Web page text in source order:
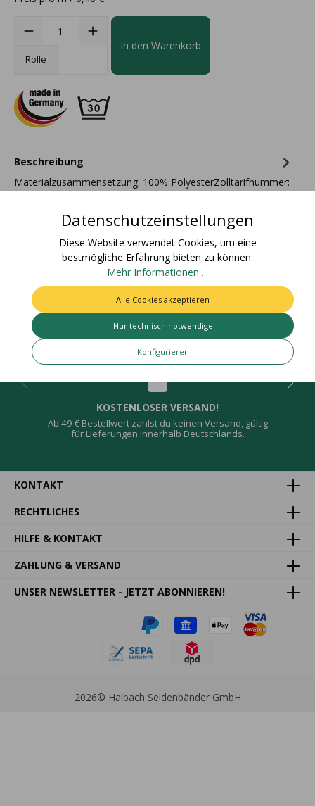
Rolle
In den Warenkorb
Beschreibung
Materialzusammensetzung: 100% PolyesterZolltarifnummer:
4015275809698Nettogewic…
Mehr
Bewertungen
Deine Vorteile
KOSTENLOSER VERSAND!
Ab 49 € Bestellwert zahlst du keinen Versand, gültig
für Lieferungen innerhalb Deutschlands.
KONTAKT
RECHTLICHES
HILFE & KONTAKT
ZAHLUNG & VERSAND
UNSER NEWSLETTER - JETZT ABONNIEREN!
2026© Halbach Seidenbänder GmbH
Datenschutzeinstellungen
Diese Website verwendet Cookies, um eine
bestmögliche Erfahrung bieten zu können.
Mehr Informationen ...
Nur technisch notwendige
Konfigurieren
Alle Cookies akzeptieren